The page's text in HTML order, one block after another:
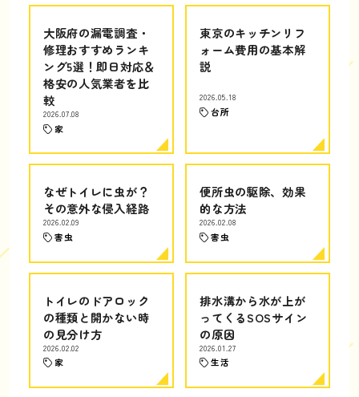
大阪府の漏電調査・
修理おすすめランキ
ング5選！即日対応＆
格安の人気業者を比
較
2026.07.08
家
東京のキッチンリフ
ォーム費用の基本解
説
2026.05.18
台所
なぜトイレに虫が？
その意外な侵入経路
2026.02.09
害虫
便所虫の駆除、効果
的な方法
2026.02.08
害虫
トイレのドアロック
の種類と開かない時
の見分け方
2026.02.02
家
排水溝から水が上が
ってくるSOSサイン
の原因
2026.01.27
生活